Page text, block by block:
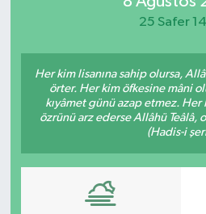
25 Safer
Her kim lisanına sahip olursa,
örter. Her kim öfkesine mâni
kıyâmet günü azap etmez. Her
özrünü arz ederse Allâhü Teâlâ,
(Hadis-i
Özel
Resmi İlanlar
Sağlık
Siyaset